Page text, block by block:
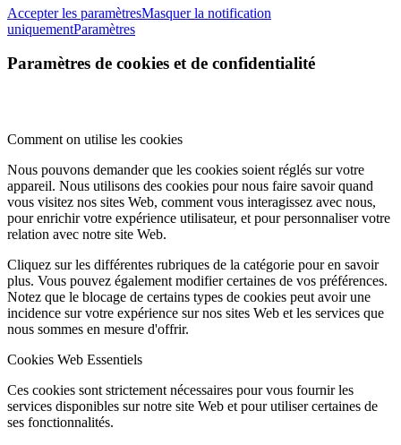
Accepter les paramètresMasquer la notification
uniquementParamètres
Paramètres de cookies et de confidentialité
Comment on utilise les cookies
Nous pouvons demander que les cookies soient réglés sur votre
appareil. Nous utilisons des cookies pour nous faire savoir quand
vous visitez nos sites Web, comment vous interagissez avec nous,
pour enrichir votre expérience utilisateur, et pour personnaliser votre
relation avec notre site Web.
Cliquez sur les différentes rubriques de la catégorie pour en savoir
plus. Vous pouvez également modifier certaines de vos préférences.
Notez que le blocage de certains types de cookies peut avoir une
incidence sur votre expérience sur nos sites Web et les services que
nous sommes en mesure d'offrir.
Cookies Web Essentiels
Ces cookies sont strictement nécessaires pour vous fournir les
services disponibles sur notre site Web et pour utiliser certaines de
ses fonctionnalités.